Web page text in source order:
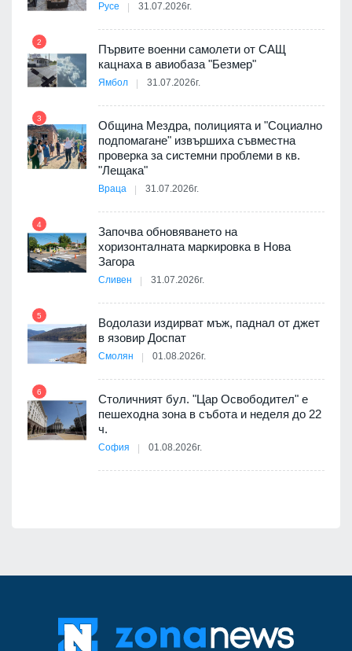
Русе 31.07.2026г.
2
Първите военни самолети от САЩ
кацнаха в авиобаза "Безмер"
Ямбол 31.07.2026г.
3
Община Мездра, полицията и "Социално
подпомагане" извършиха съвместна
проверка за системни проблеми в кв.
"Лещака"
Враца 31.07.2026г.
4
Започва обновяването на
хоризонталната маркировка в Нова
Загора
Сливен 31.07.2026г.
5
Водолази издирват мъж, паднал от джет
в язовир Доспат
Смолян 01.08.2026г.
6
Столичният бул. "Цар Освободител" е
пешеходна зона в събота и неделя до 22
ч.
София 01.08.2026г.